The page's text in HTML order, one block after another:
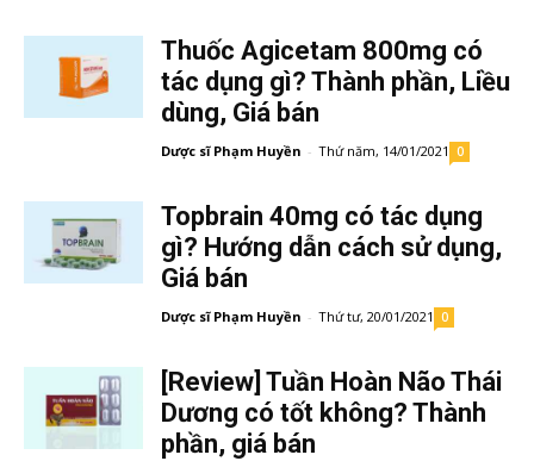
Thuốc Agicetam 800mg có
tác dụng gì? Thành phần, Liều
dùng, Giá bán
Dược sĩ Phạm Huyền - Thứ năm, 14/01/2021 0
Topbrain 40mg có tác dụng
gì? Hướng dẫn cách sử dụng,
Giá bán
Dược sĩ Phạm Huyền - Thứ tư, 20/01/2021 0
[Review] Tuần Hoàn Não Thái
Dương có tốt không? Thành
phần, giá bán